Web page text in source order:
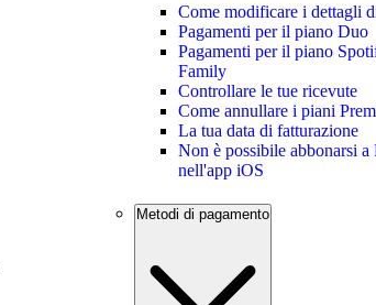
Come modificare i dettagli
Pagamenti per il piano Duo
Pagamenti per il piano
Family
Controllare le tue ricevute
Come annullare i piani
La tua data di fatturazione
Non è possibile abbonarsi a
nell'app iOS
Metodi di pagamento